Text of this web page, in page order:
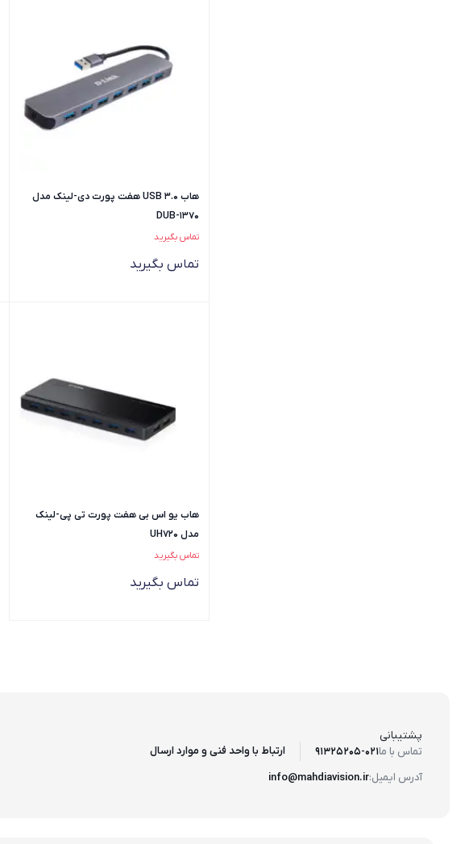
هاب USB 3.0 هفت پورت دی-لینک مدل
DUB-1370
تماس بگیرید
تماس بگیرید
هاب یو اس بی هفت پورت تی پی-لینک
مدل UH720
تماس بگیرید
تماس بگیرید
پشتیبانی
تماس با ما91325205-021
آدرس ایمیل:info@mahdiavision.ir
ارتباط با واحد فنی و موارد ارسال